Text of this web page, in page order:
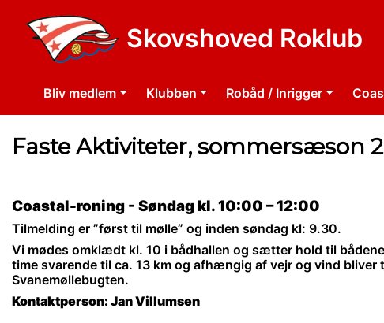
Skovshoved Roklub
Bliv medlem Klubben Robåd / Inrigger
Faste Aktiviteter, sommersæson
Coastal-roning - Søndag kl. 10:00 – 12:00
Tilmelding er ”først til mølle” og inden søndag kl: 9.30.
Vi mødes omklædt kl. 10 i bådhallen og sætter hold til
time svarende til ca. 13 km og afhængig af vejr og vind
Svanemøllebugten.
Kontaktperson: Jan Villumsen